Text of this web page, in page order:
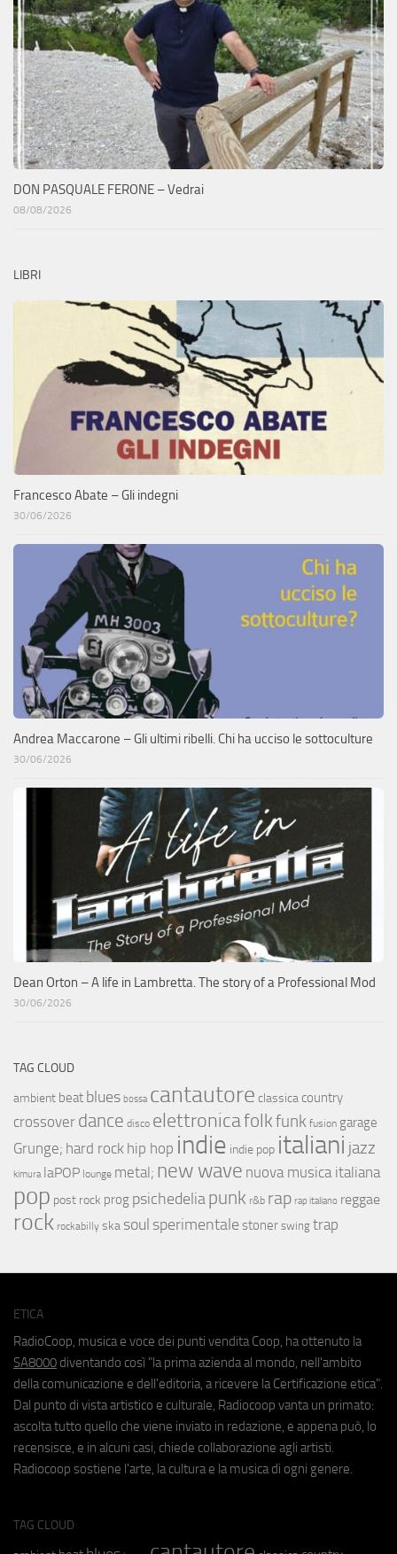
DON PASQUALE FERONE – Vedrai
08/08/2026
LIBRI
Francesco Abate – Gli indegni
30/06/2026
Andrea Maccarone – Gli ultimi ribelli. Chi ha ucciso le sottoculture
30/06/2026
Dean Orton – A life in Lambretta. The story of a Professional Mod
30/06/2026
TAG CLOUD
ambient beat blues bossa cantautore classica country
crossover dance disco elettronicafolkfunk fusion garage
Grunge; hard rock hip hop indie indie pop italiani jazz
kimura laPOP lounge metal; new wave nuova musica italiana
pop post rock prog psichedeliapunk r&b rap rap italiano reggae
rock rockabilly ska soul sperimentale stoner swing trap
ETICA
RadioCoop, musica e voce dei punti vendita Coop, ha ottenuto la
SA8000 diventando così "la prima azienda al mondo, nell'ambito
della comunicazione e dell'editoria, a ricevere la Certificazione etica".
Dal punto di vista artistico e culturale, Radiocoop vanta un primato:
ascolta tutto quello che viene inviato in redazione, e appena può, lo
recensisce, e in alcuni casi, chiede collaborazione agli artisti.
Radiocoop sostiene l'arte, la cultura e la musica di ogni genere.
TAG CLOUD